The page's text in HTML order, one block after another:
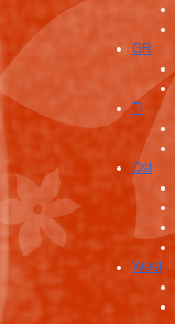
GR
TI
Ost
West